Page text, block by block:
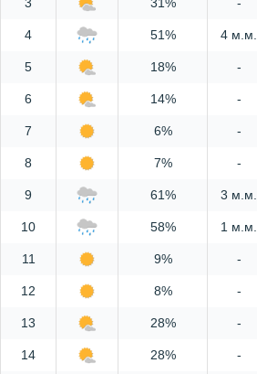
3 31% -
4 51% 4 м.м.
5 18% -
6 14% -
7 6% -
8 7% -
9 61% 3 м.м.
10 58% 1 м.м.
11 9% -
12 8% -
13 28% -
14 28% -